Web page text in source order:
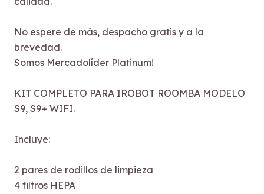
No espere de más, despacho gratis y a la
brevedad.
Somos Mercadolíder Platinum!
KIT COMPLETO PARA IROBOT ROOMBA MODELO
S9, S9+ WIFI.
Incluye:
2 pares de rodillos de limpieza
4 filtros HEPA